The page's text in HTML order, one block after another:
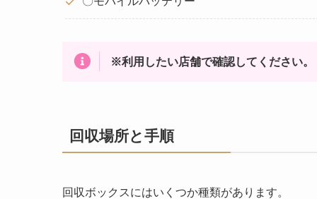
※利用したい店舗で確認してください。
回収場所と手順
回収ボックスにはいくつか種類があります。